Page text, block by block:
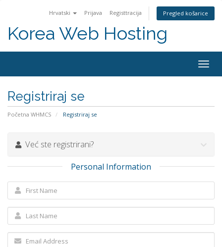
Hrvatski Prijava Registtracija Pregled košarice
Korea Web Hosting
Registriraj se
Početna WHMCS Registriraj se
Već ste registrirani?
Personal Information